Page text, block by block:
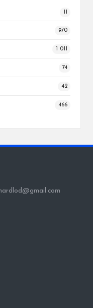
11
970
1 011
74
42
466